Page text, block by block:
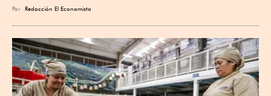
Por Redacción El Economista